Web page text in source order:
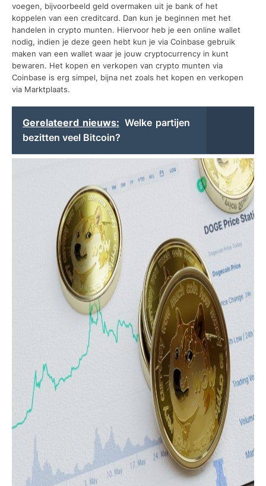
voegen, bijvoorbeeld geld overmaken uit je bank of het
koppelen van een creditcard. Dan kun je beginnen met het
handelen in crypto munten. Hiervoor heb je een online wallet
nodig, indien je deze geen hebt kun je via Coinbase gebruik
maken van een wallet waar je jouw cryptocurrency in kunt
bewaren. Het kopen en verkopen van crypto munten via
Coinbase is erg simpel, bijna net zoals het kopen en verkopen
via Marktplaats.
Gerelateerd nieuws: Welke partijen
bezitten veel Bitcoin?